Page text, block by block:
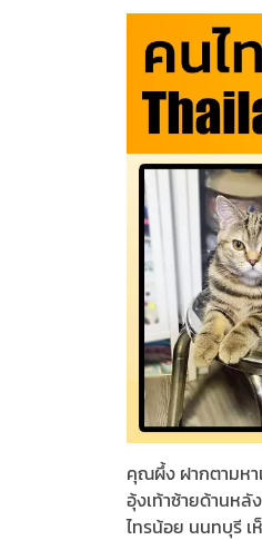
คุณผึ้ง ฝากตามหา
อุ้งเท้าซ้ายด้านหลั
ไทรน้อย นนทบุรี เ